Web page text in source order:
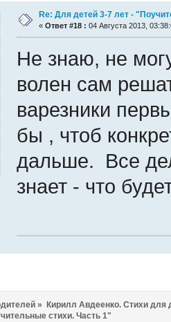
Re: Для детей 3-7 лет -
« Ответ #18 : 04 Августа 2013,
Не знаю, не
волен сам
варезники
бы , чтоб
дальше. Все
знает - что
»
Кирилл Авдеенко. Стихи для
стихи. Часть 1"